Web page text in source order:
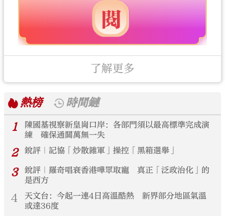
了解更多
熱榜
時間鏈
1
陳國基視察新皇崗口岸：各部門須以最高標準完成演
練 確保通關萬無一失
2 銳評｜記協「炒散雜軍」操控「黑箱選舉」
3
銳評｜羅奇唱衰香港嘩眾取寵 真正「泛政治化」的
是西方
4
天文台：今起一連4日高溫酷熱 新界部分地區氣溫
或達36度